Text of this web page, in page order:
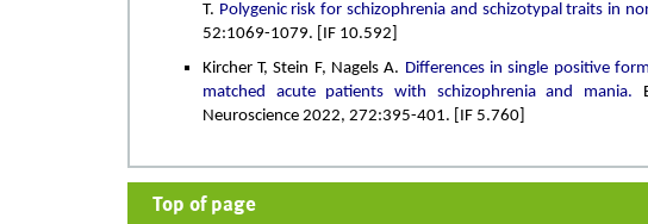
T. Polygenic risk for schizophrenia and schizotypal traits in
52:1069-1079. [IF 10.592]
Kircher T, Stein F, Nagels A. Differences in single positive
matched acute patients with schizophrenia and mania.
Neuroscience 2022, 272:395-401. [IF 5.760]
Top of page